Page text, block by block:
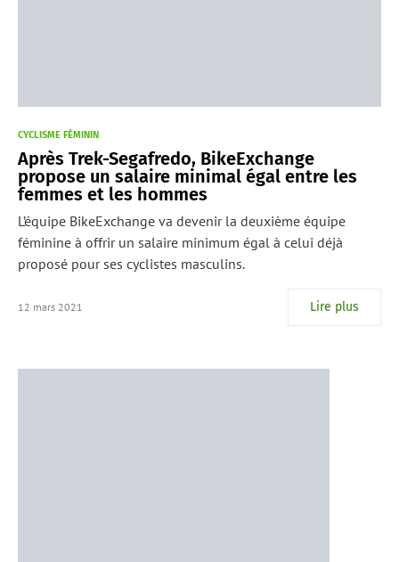
CYCLISME FÉMININ
Après Trek-Segafredo, BikeExchange
propose un salaire minimal égal entre les
femmes et les hommes
L’équipe BikeExchange va devenir la deuxième équipe
féminine à offrir un salaire minimum égal à celui déjà
proposé pour ses cyclistes masculins.
12 mars 2021 Lire plus